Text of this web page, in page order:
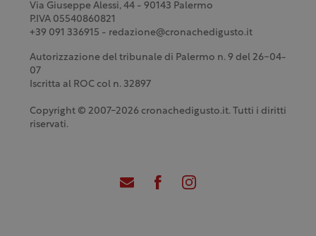
Via Giuseppe Alessi, 44 - 90143 Palermo
P.IVA 05540860821
+39 091 336915 - redazione@cronachedigusto.it
Autorizzazione del tribunale di Palermo n. 9 del 26-04-
07
Iscritta al ROC col n. 32897
Copyright © 2007-2026 cronachedigusto.it. Tutti i diritti
riservati.